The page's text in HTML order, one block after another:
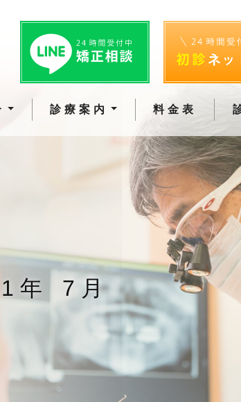
診療案内 料金表
年 7月